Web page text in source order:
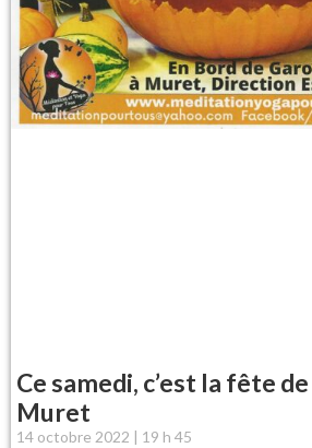
Ce samedi, c’est la fête
Muret
14 octobre 2022 19 h 45